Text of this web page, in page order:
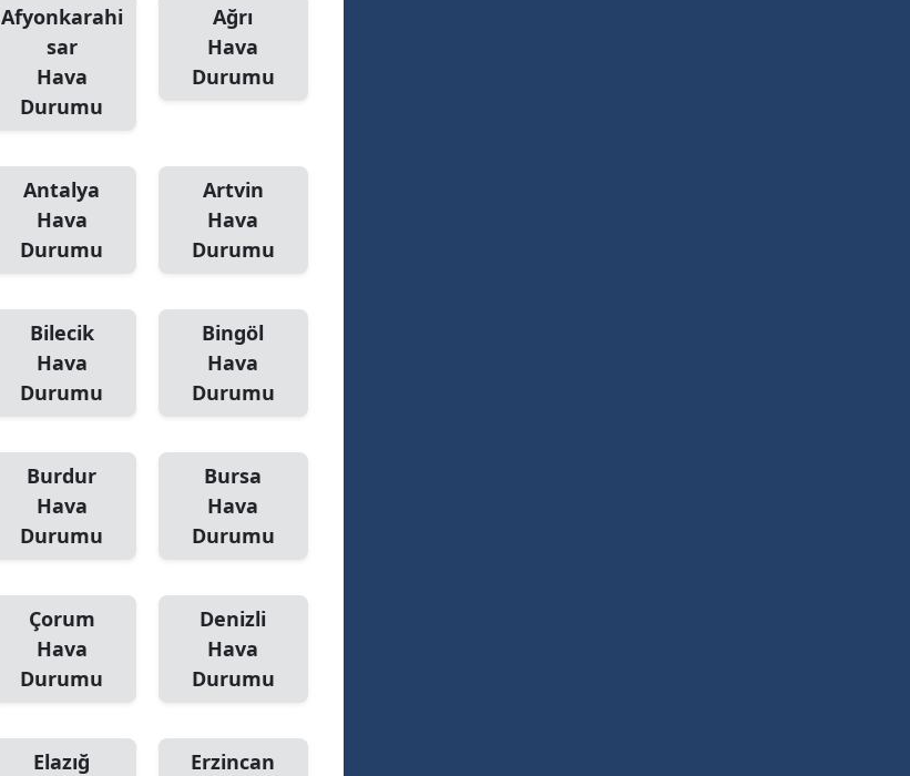
Afyonkarahi
sar
Hava
Durumu
Ağrı
Hava
Durumu
Antalya
Hava
Durumu
Artvin
Hava
Durumu
Bilecik
Hava
Durumu
Bingöl
Hava
Durumu
Burdur
Hava
Durumu
Bursa
Hava
Durumu
Çorum
Hava
Durumu
Denizli
Hava
Durumu
Elazığ
Erzincan